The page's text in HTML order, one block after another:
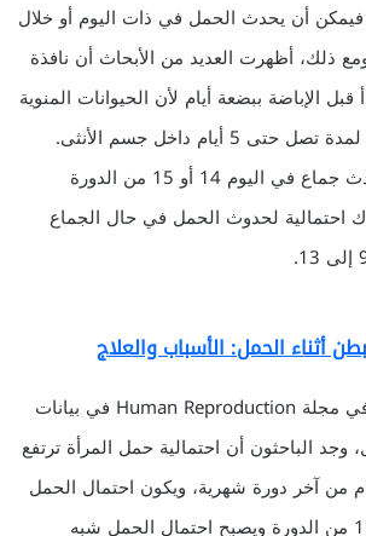
في اليوم 14، فيمكن أن يحدث الحمل في ذات اليوم أو خلال
ومع ذلك، أظهرت العديد من الأبحاث أن نافذة
الإباضة ببضعة أيام لأن الحيوانات المنوية
يمكن أن تبقى نشطة لمدة تصل حتى 5 أيام داخل جسم الأنثى.
لذلك، حتى لو لم يحدث جماع في اليوم 14 أو 15 من الدورة
احتمالية لحدوث الحمل في حال الجماع
أثناء الحمل: الأسباب والعلاج
بحثت دراسة نُشرت في مجلة Human Reproduction في بيانات
حامل، وجد الباحثون أن احتمالية حمل المرأة ترتفع
واضح بعد 7 أيام من آخر دورة شهرية، ويكون احتمال الحمل
هذا أعلى في اليوم 15 من الدورة ويصبح احتمال الحمل شبه